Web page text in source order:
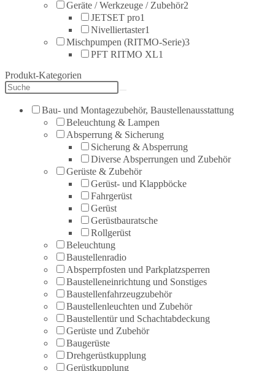
Geräte / Werkzeuge / Zubehör2
JETSET pro1
Nivelliertaster1
Mischpumpen (RITMO-Serie)3
PFT RITMO XL1
Produkt-Kategorien
Bau- und Montagezubehör, Baustellenausstattung
Beleuchtung & Lampen
Absperrung & Sicherung
Sicherung & Absperrung
Diverse Absperrungen und Zubehör
Gerüste & Zubehör
Gerüst- und Klappböcke
Fahrgerüst
Gerüst
Gerüstbauratsche
Rollgerüst
Beleuchtung
Baustellenradio
Absperrpfosten und Parkplatzsperren
Baustelleneinrichtung und Sonstiges
Baustellenfahrzeugzubehör
Baustellenleuchten und Zubehör
Baustellentür und Schachtabdeckung
Gerüste und Zubehör
Baugerüste
Drehgerüstkupplung
Gerüstkupplung